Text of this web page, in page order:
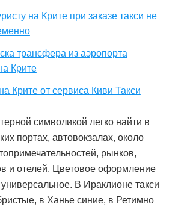
на Крите при заказе такси не
трансфера из аэропорта
Крите
Крите от сервиса Киви Такси
символикой легко найти в
портах, автовокзалах, около
рынков,
и отелей. Цветовое оформление
В Ираклионе такси
в Ханье синие, в Ретимно